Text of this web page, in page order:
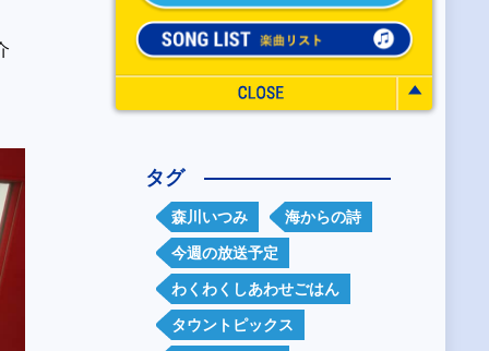
タグ
森川いつみ 海からの詩
今週の放送予定
わくわくしあわせごはん
タウントピックス